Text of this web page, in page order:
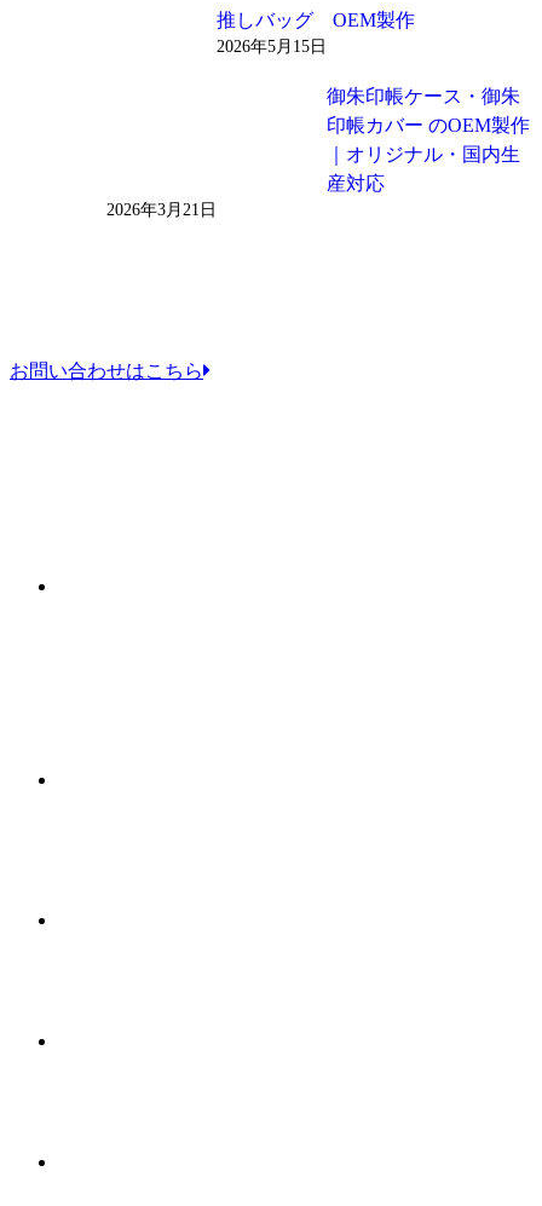
推しバッグ OEM製作
2026年5月15日
御朱印帳ケース・御朱
印帳カバー のOEM製作
｜オリジナル・国内生
産対応
2026年3月21日
お問い合わせはこちら